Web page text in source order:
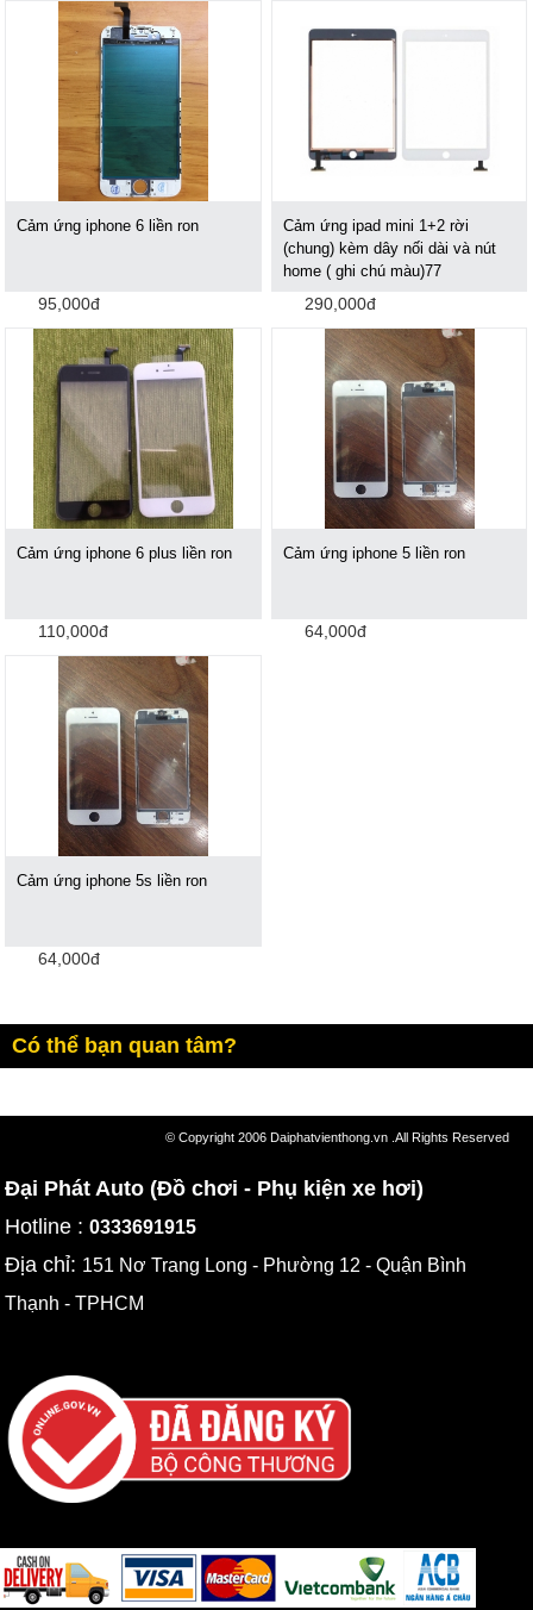
Cảm ứng iphone 6 liền ron
95,000đ
Cảm ứng ipad mini 1+2 rời
(chung) kèm dây nối dài và nút
home ( ghi chú màu)77
290,000đ
Cảm ứng iphone 6 plus liền ron
110,000đ
Cảm ứng iphone 5 liền ron
64,000đ
Cảm ứng iphone 5s liền ron
64,000đ
Có thể bạn quan tâm?
© Copyright 2006 Daiphatvienthong.vn .All Rights Reserved
Đại Phát Auto (Đồ chơi - Phụ kiện xe hơi)
Hotline :0333691915
Địa chỉ: 151 Nơ Trang Long - Phường 12 - Quận Bình
Thạnh - TPHCM